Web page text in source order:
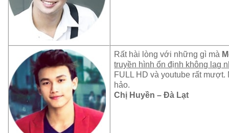
Rất hài lòng với những gì mà
truyền hình ổn định không lag
FULL HD và youtube rất mượt.
hảo.
Chị Huyền – Đà Lạt